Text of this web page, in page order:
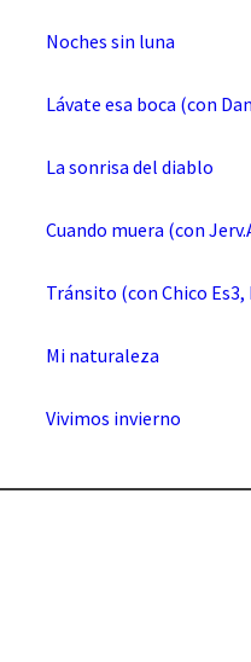
Noches sin luna
Lávate esa boca (con
La sonrisa del diablo
Cuando muera (con
Tránsito (con Chico Es3,
Mi naturaleza
Vivimos invierno